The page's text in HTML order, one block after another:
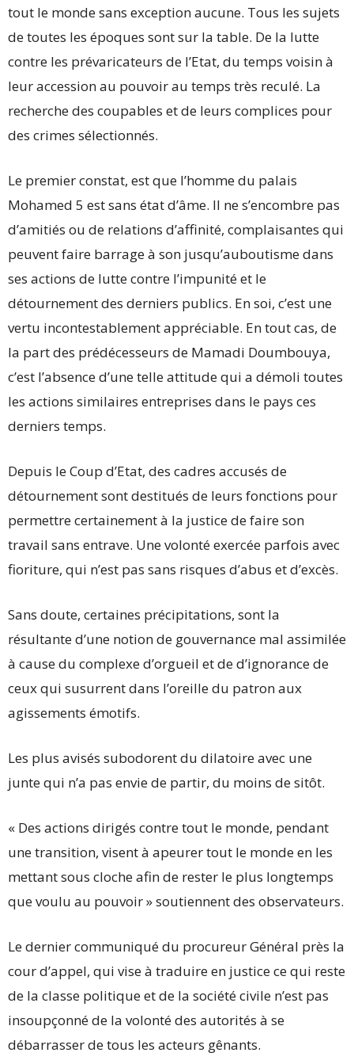
tout le monde sans exception aucune. Tous les sujets
de toutes les époques sont sur la table. De la lutte
contre les prévaricateurs de l’Etat, du temps voisin à
leur accession au pouvoir au temps très reculé. La
recherche des coupables et de leurs complices pour
des crimes sélectionnés.
Le premier constat, est que l’homme du palais
Mohamed 5 est sans état d’âme. Il ne s’encombre pas
d’amitiés ou de relations d’affinité, complaisantes qui
peuvent faire barrage à son jusqu’auboutisme dans
ses actions de lutte contre l’impunité et le
détournement des derniers publics. En soi, c’est une
vertu incontestablement appréciable. En tout cas, de
la part des prédécesseurs de Mamadi Doumbouya,
c’est l’absence d’une telle attitude qui a démoli toutes
les actions similaires entreprises dans le pays ces
derniers temps.
Depuis le Coup d’Etat, des cadres accusés de
détournement sont destitués de leurs fonctions pour
permettre certainement à la justice de faire son
travail sans entrave. Une volonté exercée parfois avec
fioriture, qui n’est pas sans risques d’abus et d’excès.
Sans doute, certaines précipitations, sont la
résultante d’une notion de gouvernance mal assimilée
à cause du complexe d’orgueil et de d’ignorance de
ceux qui susurrent dans l’oreille du patron aux
agissements émotifs.
Les plus avisés subodorent du dilatoire avec une
junte qui n’a pas envie de partir, du moins de sitôt.
« Des actions dirigés contre tout le monde, pendant
une transition, visent à apeurer tout le monde en les
mettant sous cloche afin de rester le plus longtemps
que voulu au pouvoir » soutiennent des observateurs.
Le dernier communiqué du procureur Général près la
cour d’appel, qui vise à traduire en justice ce qui reste
de la classe politique et de la société civile n’est pas
insoupçonné de la volonté des autorités à se
débarrasser de tous les acteurs gênants.